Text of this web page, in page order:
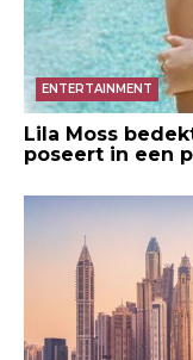
ENTERTAINMENT
Lila Moss
poseert in een